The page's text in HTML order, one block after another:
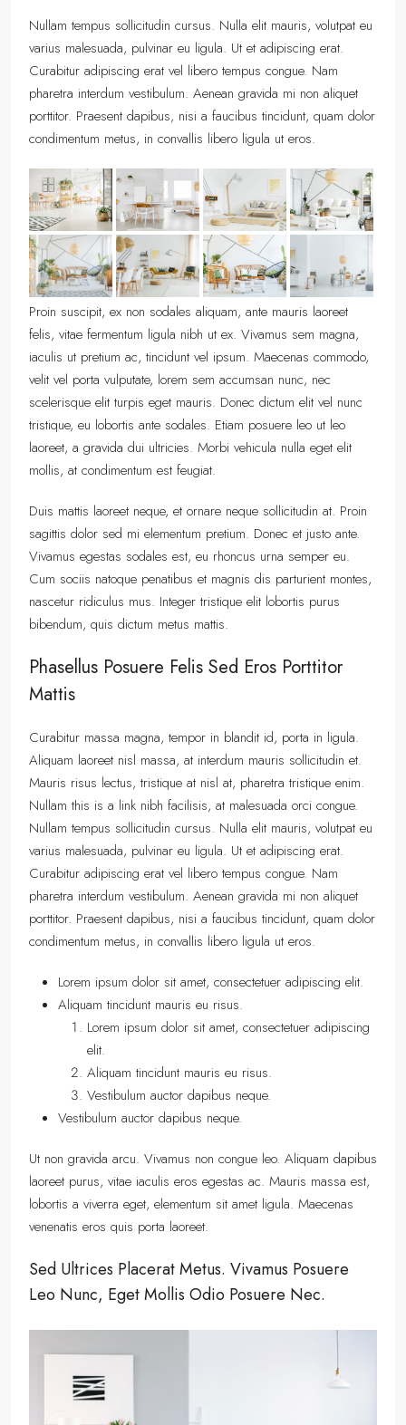
Nullam tempus sollicitudin cursus. Nulla elit mauris, volutpat eu
varius malesuada, pulvinar eu ligula. Ut et adipiscing erat.
Curabitur adipiscing erat vel libero tempus congue. Nam
pharetra interdum vestibulum. Aenean gravida mi non aliquet
porttitor. Praesent dapibus, nisi a faucibus tincidunt, quam dolor
condimentum metus, in convallis libero ligula ut eros.
Proin suscipit, ex non sodales aliquam, ante mauris laoreet
felis, vitae fermentum ligula nibh ut ex. Vivamus sem magna,
iaculis ut pretium ac, tincidunt vel ipsum. Maecenas commodo,
velit vel porta vulputate, lorem sem accumsan nunc, nec
scelerisque elit turpis eget mauris. Donec dictum elit vel nunc
tristique, eu lobortis ante sodales. Etiam posuere leo ut leo
laoreet, a gravida dui ultricies. Morbi vehicula nulla eget elit
mollis, at condimentum est feugiat.
Duis mattis laoreet neque, et ornare neque sollicitudin at. Proin
sagittis dolor sed mi elementum pretium. Donec et justo ante.
Vivamus egestas sodales est, eu rhoncus urna semper eu.
Cum sociis natoque penatibus et magnis dis parturient montes,
nascetur ridiculus mus. Integer tristique elit lobortis purus
bibendum, quis dictum metus mattis.
Phasellus Posuere Felis Sed Eros Porttitor
Mattis
Curabitur massa magna, tempor in blandit id, porta in ligula.
Aliquam laoreet nisl massa, at interdum mauris sollicitudin et.
Mauris risus lectus, tristique at nisl at, pharetra tristique enim.
Nullam this is a link nibh facilisis, at malesuada orci congue.
Nullam tempus sollicitudin cursus. Nulla elit mauris, volutpat eu
varius malesuada, pulvinar eu ligula. Ut et adipiscing erat.
Curabitur adipiscing erat vel libero tempus congue. Nam
pharetra interdum vestibulum. Aenean gravida mi non aliquet
porttitor. Praesent dapibus, nisi a faucibus tincidunt, quam dolor
condimentum metus, in convallis libero ligula ut eros.
Lorem ipsum dolor sit amet, consectetuer adipiscing elit.
Aliquam tincidunt mauris eu risus.
Lorem ipsum dolor sit amet, consectetuer adipiscing
elit.
Aliquam tincidunt mauris eu risus.
Vestibulum auctor dapibus neque.
Vestibulum auctor dapibus neque.
Ut non gravida arcu. Vivamus non congue leo. Aliquam dapibus
laoreet purus, vitae iaculis eros egestas ac. Mauris massa est,
lobortis a viverra eget, elementum sit amet ligula. Maecenas
venenatis eros quis porta laoreet.
Sed Ultrices Placerat Metus. Vivamus Posuere
Leo Nunc, Eget Mollis Odio Posuere Nec.